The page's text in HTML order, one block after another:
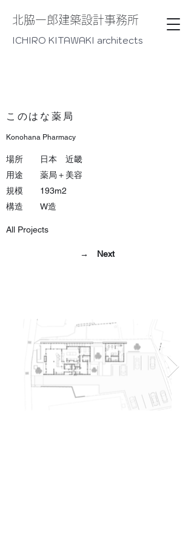
​北脇一郎建築設計事務所
ICHIRO KITAWAKI architects
​このはな薬局​
Konohana Pharmacy
場所 日本 近畿
用途 薬局＋美容
規模 193m2
​構造 W造
All Projects
→ Next